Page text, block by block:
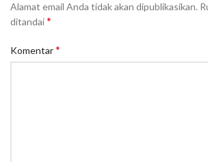
Alamat email Anda tidak akan dipublikasikan.
ditandai*
Komentar*